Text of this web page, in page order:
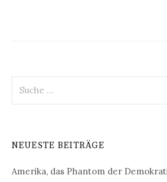
s
-
c
n
c
NEUESTE BEITRÄGE
Amerika, das Phantom der